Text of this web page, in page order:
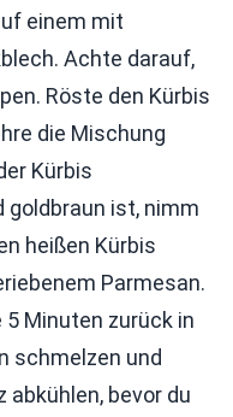
einem mit
Achte darauf,
Röste den Kürbis
die Mischung
Kürbis
goldbraun ist, nimm
heißen Kürbis
Parmesan.
Minuten zurück in
schmelzen und
abkühlen, bevor du